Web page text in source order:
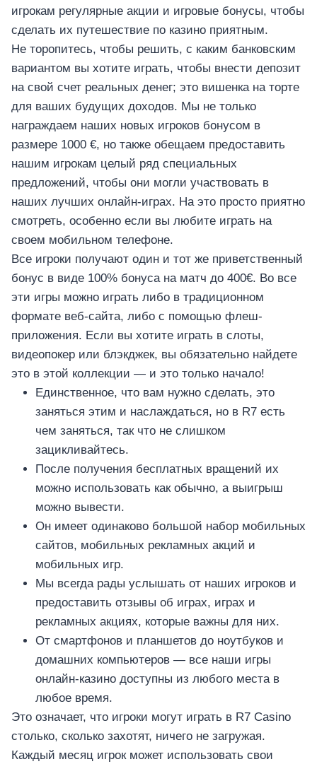
игрокам регулярные акции и игровые бонусы, чтобы
сделать их путешествие по казино приятным.
Не торопитесь, чтобы решить, с каким банковским
вариантом вы хотите играть, чтобы внести депозит
на свой счет реальных денег; это вишенка на торте
для ваших будущих доходов. Мы не только
награждаем наших новых игроков бонусом в
размере 1000 €, но также обещаем предоставить
нашим игрокам целый ряд специальных
предложений, чтобы они могли участвовать в
наших лучших онлайн-играх. На это просто приятно
смотреть, особенно если вы любите играть на
своем мобильном телефоне.
Все игроки получают один и тот же приветственный
бонус в виде 100% бонуса на матч до 400€. Во все
эти игры можно играть либо в традиционном
формате веб-сайта, либо с помощью флеш-
приложения. Если вы хотите играть в слоты,
видеопокер или блэкджек, вы обязательно найдете
это в этой коллекции — и это только начало!
Единственное, что вам нужно сделать, это
заняться этим и наслаждаться, но в R7 есть
чем заняться, так что не слишком
зацикливайтесь.
После получения бесплатных вращений их
можно использовать как обычно, а выигрыш
можно вывести.
Он имеет одинаково большой набор мобильных
сайтов, мобильных рекламных акций и
мобильных игр.
Мы всегда рады услышать от наших игроков и
предоставить отзывы об играх, играх и
рекламных акциях, которые важны для них.
От смартфонов и планшетов до ноутбуков и
домашних компьютеров — все наши игры
онлайн-казино доступны из любого места в
любое время.
Это означает, что игроки могут играть в R7 Casino
столько, сколько захотят, ничего не загружая.
Каждый месяц игрок может использовать свои